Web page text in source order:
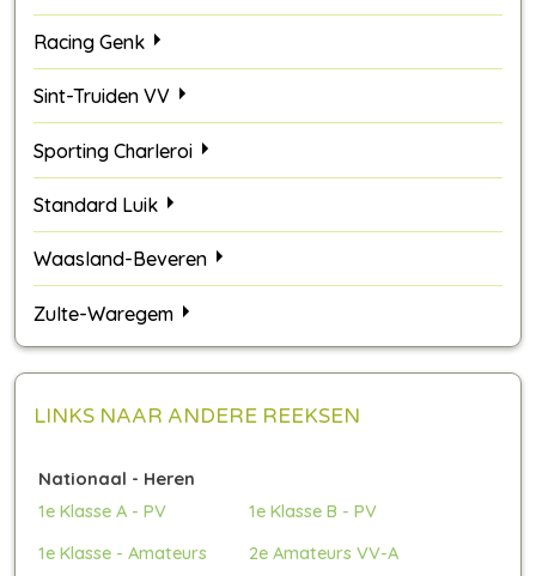
Racing Genk
Sint-Truiden VV
Sporting Charleroi
Standard Luik
Waasland-Beveren
Zulte-Waregem
LINKS NAAR ANDERE REEKSEN
Nationaal - Heren
1e Klasse A - PV
1e Klasse B - PV
1e Klasse - Amateurs
2e Amateurs VV-A